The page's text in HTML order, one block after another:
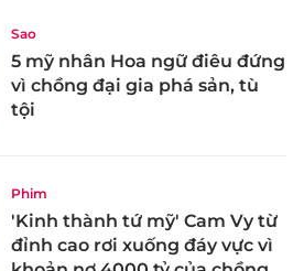
Sao
5 mỹ nhân Hoa ngữ điêu đứng
vì chồng đại gia phá sản, tù
tội
Phim
'Kinh thành tứ mỹ' Cam Vy từ
đỉnh cao rơi xuống đáy vực vì